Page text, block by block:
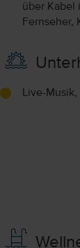
über Kabel
Fernseher,
Live-Musik,